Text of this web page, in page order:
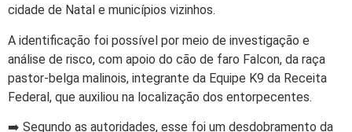
cidade de Natal e municípios vizinhos.
A identificação foi possível por meio de investigação e
análise de risco, com apoio do cão de faro Falcon, da raça
pastor-belga malinois, integrante da Equipe K9 da Receita
Federal, que auxiliou na localização dos entorpecentes.
➡️ Segundo as autoridades, esse foi um desdobramento da